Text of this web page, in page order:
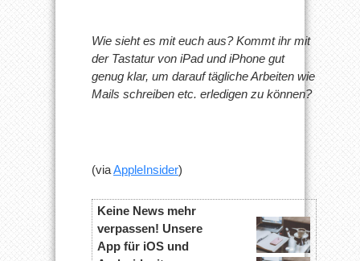
Wie sieht es mit euch aus? Kommt ihr mit
der Tastatur von iPad und iPhone gut
genug klar, um darauf tägliche Arbeiten wie
Mails schreiben etc. erledigen zu können?
(viaAppleInsider)
Keine News mehr
verpassen! Unsere
App für iOS und